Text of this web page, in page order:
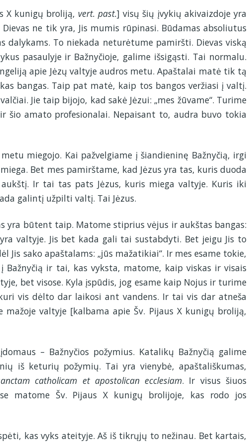
X kunigų broliją, vert. past.] visų šių įvykių akivaizdoje yra
ne tik yra, Jis mumis rūpinasi. Būdamas absoliutus
dalykams. To niekada neturėtume pamiršti. Dievas viską
pasaulyje ir Bažnyčioje, galime išsigąsti. Tai normalu.
apie Jėzų valtyje audros metu. Apaštalai matė tik tą
bangas. Taip pat matė, kaip tos bangos veržiasi į valtį.
Jie taip bijojo, kad sakė Jėzui: „mes žūvame“. Turime
šio amato profesionalai. Nepaisant to, audra buvo tokia
miegojo. Kai pažvelgiame į šiandieninę Bažnyčią, irgi
Bet mes pamirštame, kad Jėzus yra tas, kuris duoda
Ir tai tas pats Jėzus, kuris miega valtyje. Kuris iki
galintį užpilti valtį. Tai Jėzus.
yra būtent taip. Matome stiprius vėjus ir aukštas bangas:
valtyje. Jis bet kada gali tai sustabdyti. Bet jeigu Jis to
Jis sako apaštalams: „jūs mažatikiai“. Ir mes esame tokie,
Bažnyčią ir tai, kas vyksta, matome, kaip viskas ir visais
bet visose. Kyla įspūdis, jog esame kaip Nojus ir turime
vis dėlto dar laikosi ant vandens. Ir tai vis dar atneša
mažoje valtyje [kalbama apie Šv. Pijaus X kunigų broliją,
– Bažnyčios požymius. Katalikų Bažnyčią galime
iš keturių požymių. Tai yra vienybė, apaštališkumas,
catholicam et apostolican ecclesiam. Ir visus šiuos
matome Šv. Pijaus X kunigų brolijoje, kas rodo jos
kas vyks ateityje. Aš iš tikrųjų to nežinau. Bet kartais,